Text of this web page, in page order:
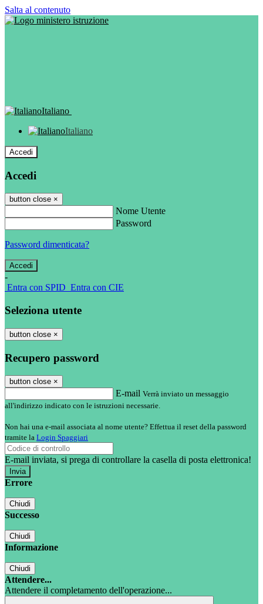
Salta al contenuto
Italiano
Italiano
Accedi
Accedi
button close ×
Nome Utente
Password
Password dimenticata?
-
Entra con SPID Entra con CIE
Seleziona utente
button close ×
Recupero password
button close ×
E-mail Verrà inviato un messaggio
all'indirizzo indicato con le istruzioni necessarie.
Non hai una e-mail associata al nome utente? Effettua il reset della password
tramite la Login Spaggiari
E-mail inviata, si prega di controllare la casella di posta elettronica!
Errore
Chiudi
Successo
Chiudi
Informazione
Chiudi
Attendere...
Attendere il completamento dell'operazione...